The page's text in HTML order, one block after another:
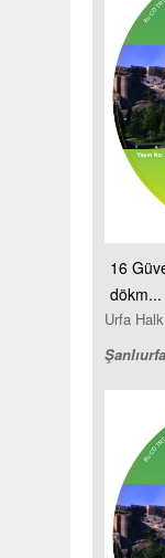
16
dökm...
Urfa